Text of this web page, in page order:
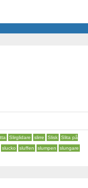
Slirglidare slirre Slisk
Slita på
slucko sluffen slumpen
slungare